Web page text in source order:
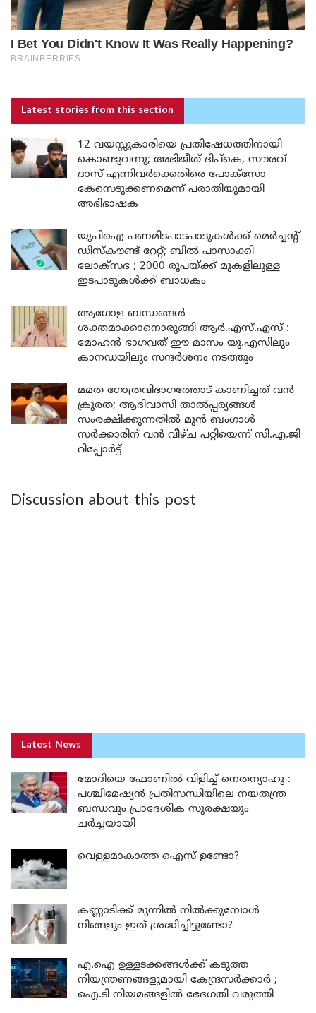
Latest stories from this section
12 വയസ്സുകാരിയെ പ്രതിഷേധത്തിനായി
കൊണ്ടുവന്നു; അഭിജീത് ദിപ്കെ, സൗരവ്
ദാസ് എന്നിവർക്കെതിരെ പോക്സോ
കേസെടുക്കണമെന്ന് പരാതിയുമായി
അഭിഭാഷക
യുപിഐ പണമിടപാടപാടുകൾക്ക് മെർച്ചന്റ്
ഡിസ്കൗണ്ട് റേറ്റ്; ബിൽ പാസാക്കി
ലോക്സഭ ; 2000 രൂപയ്ക്ക് മുകളിലുള്ള
ഇടപാടുകൾക്ക് ബാധകം
ആഗോള ബന്ധങ്ങൾ
ശക്തമാക്കാനൊരുങ്ങി ആർ.എസ്.എസ് :
മോഹൻ ഭാഗവത് ഈ മാസം യു.എസിലും
കാനഡയിലും സന്ദർശനം നടത്തും
മമത ഗോത്രവിഭാഗത്തോട് കാണിച്ചത് വൻ
ക്രൂരത; ആദിവാസി താൽപ്പര്യങ്ങൾ
സംരക്ഷിക്കുന്നതിൽ മുൻ ബംഗാൾ
സർക്കാരിന് വൻ വീഴ്ച പറ്റിയെന്ന് സി.എ.ജി
റിപ്പോർട്ട്
Discussion about this post
Latest News
മോദിയെ ഫോണിൽ വിളിച്ച് നെതന്യാഹു :
പശ്ചിമേഷ്യൻ പ്രതിസന്ധിയിലെ നയതന്ത്ര
ബന്ധവും പ്രാദേശിക സുരക്ഷയും
ചർച്ചയായി
വെള്ളമാകാത്ത ഐസ് ഉണ്ടോ?
കണ്ണാടിക്ക് മുന്നിൽ നിൽക്കുമ്പോൾ
നിങ്ങളും ഇത് ശ്രദ്ധിച്ചിട്ടുണ്ടോ?
എ.ഐ ഉള്ളടക്കങ്ങൾക്ക് കടുത്ത
നിയന്ത്രണങ്ങളുമായി കേന്ദ്രസർക്കാർ ;
ഐ.ടി നിയമങ്ങളിൽ ഭേദഗതി വരുത്തി